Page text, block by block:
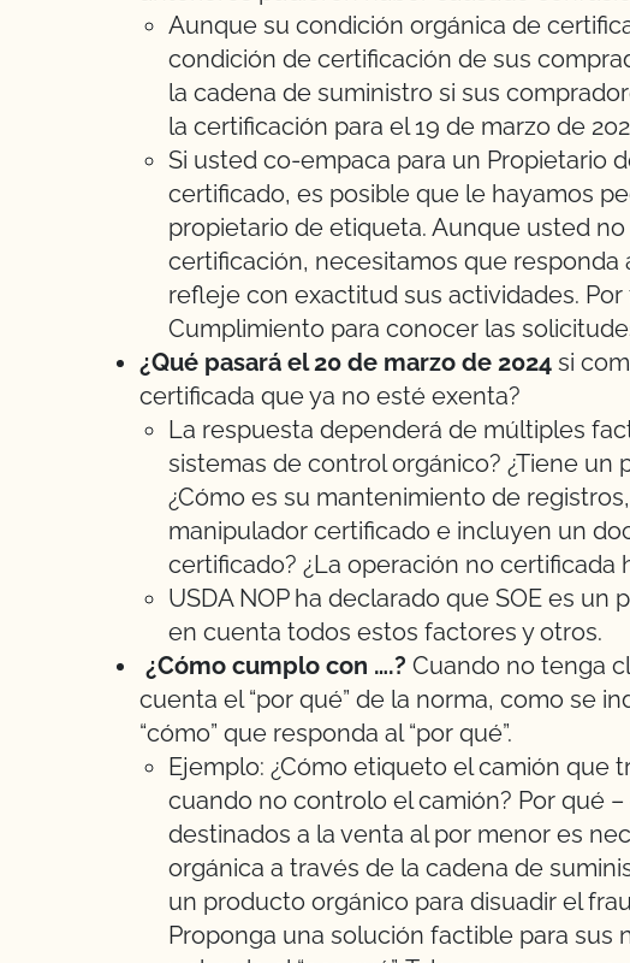
Aunque su condición orgánica de
condición de certificación de sus
la cadena de suministro si sus
la certificación para el 19 de marzo de
Si usted co-empaca para un Propietario
certificado, es posible que le hayamos
propietario de etiqueta. Aunque usted
certificación, necesitamos que responda
refleje con exactitud sus actividades.
Cumplimiento para conocer las
¿Qué pasará el 20 de marzo de 2024 si
certificada que ya no esté exenta?
La respuesta dependerá de múltiples
sistemas de control orgánico? ¿Tiene
¿Cómo es su mantenimiento de
manipulador certificado e incluyen un
certificado? ¿La operación no certificada
USDA NOP ha declarado que SOE es
en cuenta todos estos factores y otros.
¿Cómo cumplo con ….? Cuando no tenga
cuenta el “por qué” de la norma, como se
“cómo” que responda al “por qué”.
Ejemplo: ¿Cómo etiqueto el camión que
cuando no controlo el camión? Por qué
destinados a la venta al por menor es
orgánica a través de la cadena de
un producto orgánico para disuadir el
Proponga una solución factible para sus